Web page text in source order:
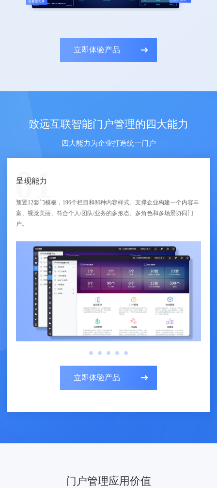
立即体验产品
致远互联智能门户管理的四大能力
四大能力为企业打造统一门户
01
呈现能力
预置12套门模板，196个栏目和86种内容样式。支撑企业构建一个内容丰
富、视觉美丽、符合个人/团队/业务的多形态、多角色和多场景协同门
户。
立即体验产品
门户管理应用价值